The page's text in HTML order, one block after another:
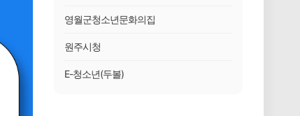
영월군청소년문화의집
원주시청
E-청소년(두볼)